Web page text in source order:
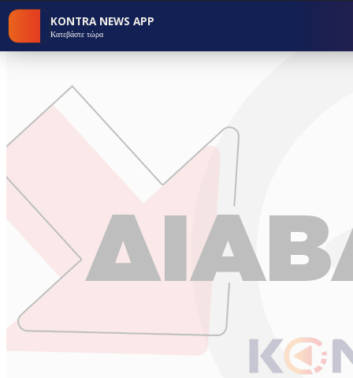
KONTRA NEWS APP
Κατεβάστε τώρα